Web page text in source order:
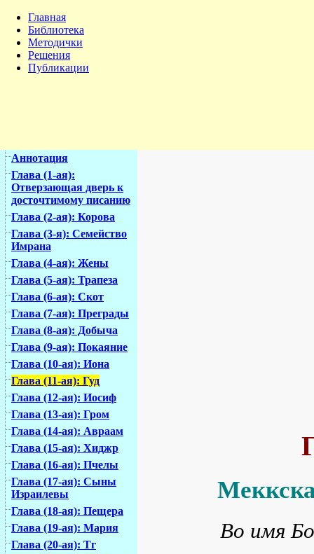
Главная
Библиотека
Методички
Решения
Публикации
Аннотация
Глава (1-ая):
Отверзающая дверь к
досточтимому писанию
Глава (2-ая): Корова
Глава (3-я): Семейство
Имрана
Глава (4-ая): Жены
Глава (5-ая): Трапеза
Глава (6-ая): Скот
Глава (7-ая): Преграды
Глава (8-ая): Добыча
Глава (9-ая): Покаяние
Глава (10-ая): Иона
Глава (11-ая): Гуд
Глава (12-ая): Иосиф
Глава (13-ая): Гром
Глава (14-ая): Авраам
Глава (15-ая): Хиджр
Глава (16-ая): Пчелы
Глава (17-ая): Сыны
Израилевы
Глава (18-ая): Пещера
Глава (19-ая): Мария
Глава (20-ая): Тг
Во имя